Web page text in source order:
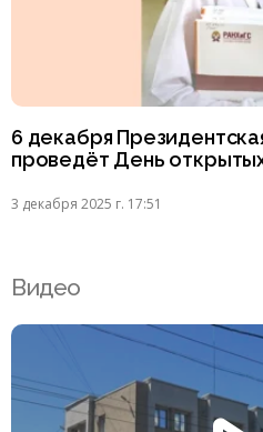
6 декабря
проведёт День
3 декабря 2025 г. 17:51
Видео